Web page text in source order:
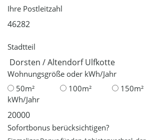
Ihre Postleitzahl
Stadtteil
Wohnungsgröße oder kWh/Jahr
50m²
100m² 150m²
kWh/Jahr
Sofortbonus berücksichtigen?